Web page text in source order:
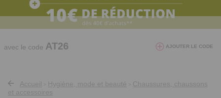
10€ de réduction dès 40€ d'achat. Offre
valable du 03/08/2026 au 12/08/2026.
avec le code AT26 AJOUTER LE CODE
Accueil Hygiène, mode et beauté
Chaussures, chaussons
et accessoires